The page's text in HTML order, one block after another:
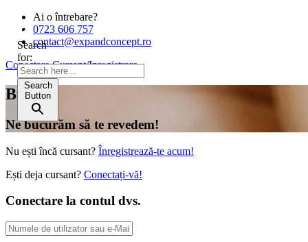
Search
for:
Search
Button
Ai o întrebare?
0723 606 757
contact@expandconcept.ro
Conectare Cursant/Inregistrare
Bună!
Ne bucurăm să te revedem!
Nu ești încă cursant? Înregistrează-te acum!
Ești deja cursant? Conectați-vă!
Conectare la contul dvs.